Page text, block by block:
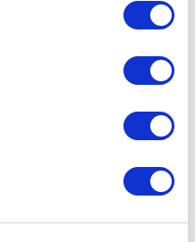
BOTOND ÉS